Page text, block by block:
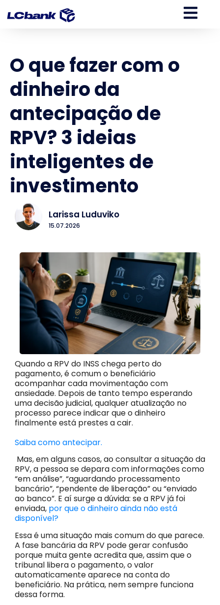
O que fazer com o
dinheiro da
antecipação de
RPV? 3 ideias
inteligentes de
investimento
Larissa Luduviko
15.07.2026
Quando a RPV do INSS chega perto do
pagamento, é comum o beneficiário
acompanhar cada movimentação com
ansiedade. Depois de tanto tempo esperando
uma decisão judicial, qualquer atualização no
processo parece indicar que o dinheiro
finalmente está prestes a cair.
Saiba como antecipar.
Mas, em alguns casos, ao consultar a situação da
RPV, a pessoa se depara com informações como
“em análise”, “aguardando processamento
bancário”, “pendente de liberação” ou “enviado
ao banco”. E aí surge a dúvida: se a RPV já foi
enviada, por que o dinheiro ainda não está
disponível?
Essa é uma situação mais comum do que parece.
A fase bancária da RPV pode gerar confusão
porque muita gente acredita que, assim que o
tribunal libera o pagamento, o valor
automaticamente aparece na conta do
beneficiário. Na prática, nem sempre funciona
dessa forma.